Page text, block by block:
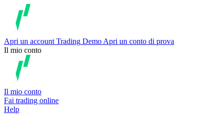
Apri un account Trading Demo Apri un conto di prova
Il mio conto
Il mio conto
Fai trading online
Help